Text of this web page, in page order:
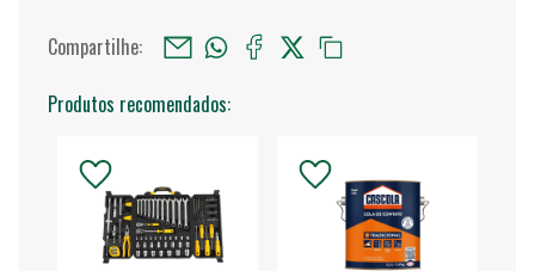
Compartilhe:
Produtos recomendados: